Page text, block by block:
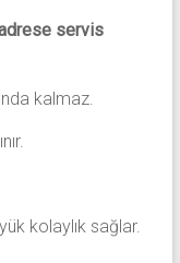
servis
kalmaz.
kolaylık sağlar.